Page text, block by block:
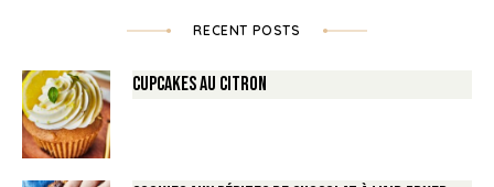
RECENT POSTS
Cupcakes au Citron